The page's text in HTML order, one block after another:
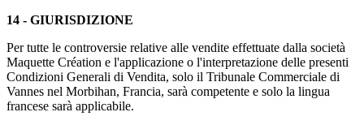
14 - GIURISDIZIONE
Per tutte le controversie relative alle vendite effettuate dalla società
Maquette Création e l'applicazione o l'interpretazione delle presenti
Condizioni Generali di Vendita, solo il Tribunale Commerciale di
Vannes nel Morbihan, Francia, sarà competente e solo la lingua
francese sarà applicabile.